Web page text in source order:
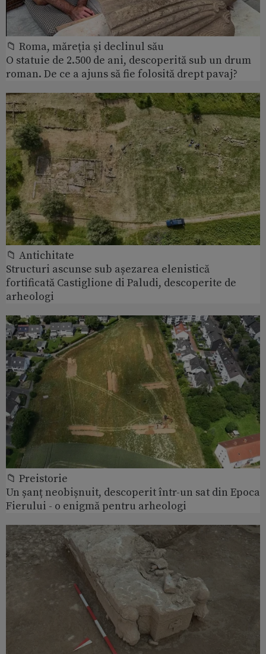
📁 Roma, măreţia şi declinul său
O statuie de 2.500 de ani, descoperită sub un drum
roman. De ce a ajuns să fie folosită drept pavaj?
📁 Antichitate
Structuri ascunse sub așezarea elenistică
fortificată Castiglione di Paludi, descoperite de
arheologi
📁 Preistorie
Un șanț neobișnuit, descoperit într-un sat din Epoca
Fierului - o enigmă pentru arheologi